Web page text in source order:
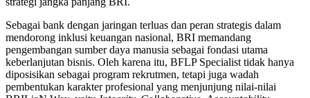
Sebagai bank dengan jaringan terluas dan peran strategis dalam
mendorong inklusi keuangan nasional, BRI memandang
pengembangan sumber daya manusia sebagai fondasi utama
keberlanjutan bisnis. Oleh karena itu, BFLP Specialist tidak hanya
diposisikan sebagai program rekrutmen, tetapi juga wadah
pembentukan karakter profesional yang menjunjung nilai-nilai